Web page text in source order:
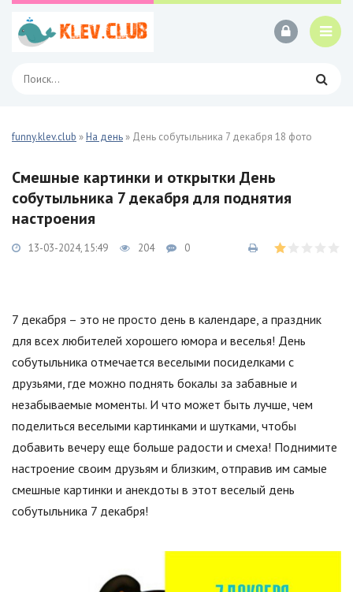
funny.klev.club »На день » День собутыльника 7 декабря 18 фото
Смешные картинки и открытки День
собутыльника 7 декабря для поднятия
настроения
13-03-2024, 15:49 204 0
7 декабря – это не просто день в календаре, а праздник
для всех любителей хорошего юмора и веселья! День
собутыльника отмечается веселыми посиделками с
друзьями, где можно поднять бокалы за забавные и
незабываемые моменты. И что может быть лучше, чем
поделиться веселыми картинками и шутками, чтобы
добавить вечеру еще больше радости и смеха! Поднимите
настроение своим друзьям и близким, отправив им самые
смешные картинки и анекдоты в этот веселый день
собутыльника 7 декабря!